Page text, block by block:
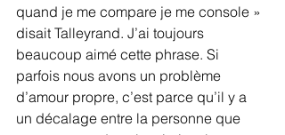
quand je me compare je me console »
disait Talleyrand. J’ai toujours
beaucoup aimé cette phrase. Si
parfois nous avons un problème
d’amour propre, c’est parce qu’il y a
un décalage entre la personne que